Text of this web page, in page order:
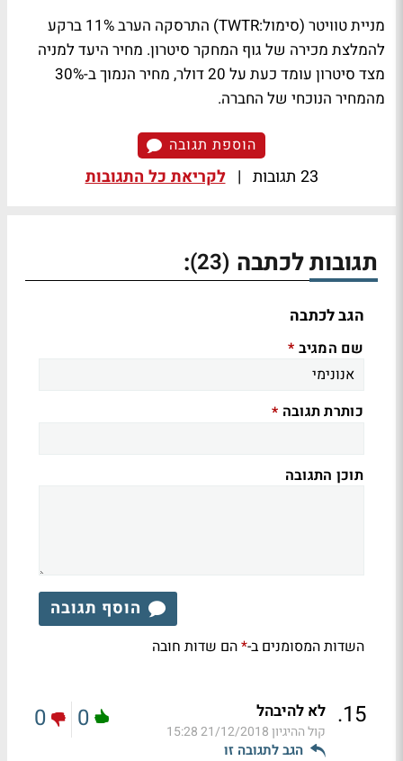
מניית טוויטר (סימול:TWTR) התרסקה הערב 11% ברקע
להמלצת מכירה של גוף המחקר סיטרון. מחיר היעד למניה
מצד סיטרון עומד כעת על 20 דולר, מחיר הנמוך ב-30%
מהמחיר הנוכחי של החברה.
הוספת תגובה
23 תגובות | לקריאת כל התגובות
תגובות לכתבה (23)
:
הגב לכתבה
שם המגיב *
כותרת תגובה *
תוכן התגובה
הוסף תגובה
השדות המסומנים ב-*הם שדות חובה
15
. לא להיבהל
קול ההיגיון21/12/2018 15:28
הגב לתגובה זו
0
0